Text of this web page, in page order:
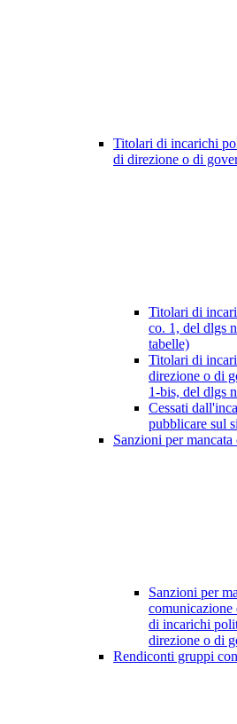
Titolari di incarichi
di direzione o di
Titolari di
co. 1, del dlgs
tabelle)
Titolari di
direzione o di
1-bis, del dlgs
Cessati
pubblicare sul
Sanzioni per
Sanzioni per
comunicazione
di incarichi
direzione o di
Rendiconti gruppi